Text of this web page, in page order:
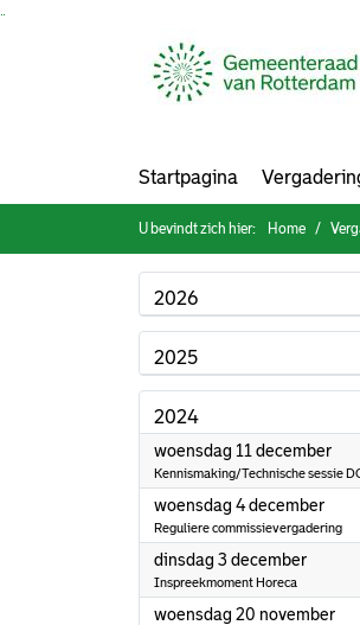
Startpagina
U bevindt zich hier: Home
2026
2025
2024
woensdag 11 december2024
Kennismaking/Technische sessie
woensdag 4 december2024
Reguliere commissievergadering
dinsdag 3 december2024
Inspreekmoment Horeca
woensdag 20 november